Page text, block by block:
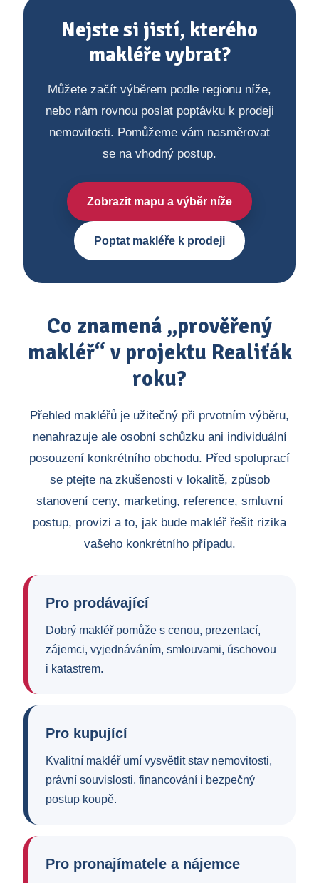
Nejste si jistí, kterého
makléře vybrat?
Můžete začít výběrem podle regionu níže,
nebo nám rovnou poslat poptávku k prodeji
nemovitosti. Pomůžeme vám nasměrovat
se na vhodný postup.
Zobrazit mapu a výběr níže
Poptat makléře k prodeji
Co znamená „prověřený
makléř“ v projektu Realiťák
roku?
Přehled makléřů je užitečný při prvotním výběru,
nenahrazuje ale osobní schůzku ani individuální
posouzení konkrétního obchodu. Před spoluprací
se ptejte na zkušenosti v lokalitě, způsob
stanovení ceny, marketing, reference, smluvní
postup, provizi a to, jak bude makléř řešit rizika
vašeho konkrétního případu.
Pro prodávající
Dobrý makléř pomůže s cenou, prezentací,
zájemci, vyjednáváním, smlouvami, úschovou
i katastrem.
Pro kupující
Kvalitní makléř umí vysvětlit stav nemovitosti,
právní souvislosti, financování i bezpečný
postup koupě.
Pro pronajímatele a nájemce